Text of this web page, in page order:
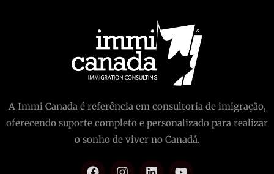
A Immi Canada é referência em consultoria de imigração,
oferecendo suporte completo e personalizado para realizar
o sonho de viver no Canadá.